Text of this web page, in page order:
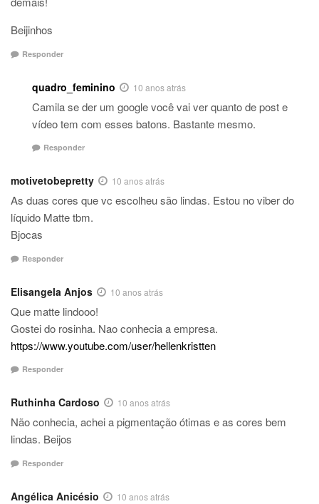
Beijinhos
Responder
quadro_feminino 10 anos atrás
Camila se der um google você vai ver quanto de post e
vídeo tem com esses batons. Bastante mesmo.
Responder
motivetobepretty 10 anos atrás
As duas cores que vc escolheu são lindas. Estou no viber do
líquido Matte tbm.
Bjocas
Responder
Elisangela Anjos 10 anos atrás
Que matte lindooo!
Gostei do rosinha. Nao conhecia a empresa.
https://www.youtube.com/user/hellenkristten
Responder
Ruthinha Cardoso 10 anos atrás
Não conhecia, achei a pigmentação ótimas e as cores bem
lindas. Beijos
Responder
Angélica Anicésio 10 anos atrás